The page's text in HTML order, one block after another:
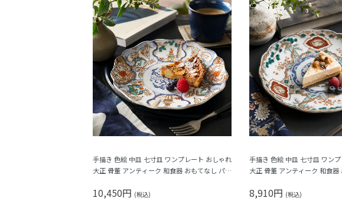
手描き 色絵 中皿 七寸皿 ワンプレート おしゃれ
大正 骨董 アンティーク 和食器 おもてなし パス
10,450円 (税込)
手描き 色絵 中皿 七寸皿 ワン
大正 骨董 アンティーク 和食器
8,910円 (税込)